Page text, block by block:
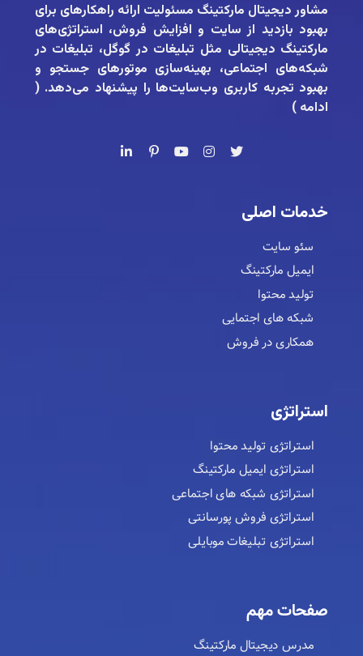
مشاور دیجیتال مارکتینگ مسئولیت ارائه راهکارهای برای
بهبود بازدید از سایت و افزایش فروش، استراتژی‌های
مارکتینگ دیجیتالی مثل تبلیغات در گوگل، تبلیغات در
شبکه‌های اجتماعی، بهینه‌سازی موتورهای جستجو و
بهبود تجربه کاربری وب‌سایت‌ها را پیشنهاد می‌دهد. (
ادامه )
خدمات اصلی
سئو سایت
ایمیل مارکتینگ
تولید محتوا
شبکه های اجتمایی
همکاری در فروش
استراتژی
استراتژی تولید محتوا
استراتژی ایمیل مارکتینگ
استراتژی شبکه های اجتماعی
استراتژی فروش پورسانتی
استراتژی تبلیغات موبایلی
صفحات مهم
مدرس دیجیتال مارکتینگ